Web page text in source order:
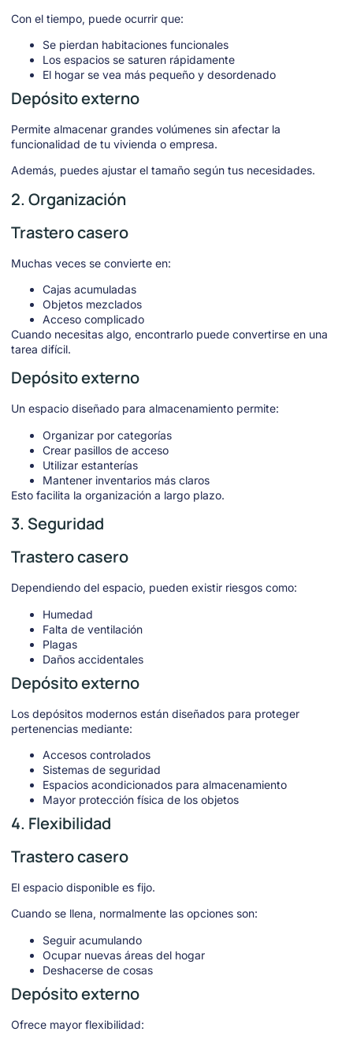
Con el tiempo, puede ocurrir que:
Se pierdan habitaciones funcionales
Los espacios se saturen rápidamente
El hogar se vea más pequeño y desordenado
Depósito externo
Permite almacenar grandes volúmenes sin afectar la
funcionalidad de tu vivienda o empresa.
Además, puedes ajustar el tamaño según tus necesidades.
2. Organización
Trastero casero
Muchas veces se convierte en:
Cajas acumuladas
Objetos mezclados
Acceso complicado
Cuando necesitas algo, encontrarlo puede convertirse en una
tarea difícil.
Depósito externo
Un espacio diseñado para almacenamiento permite:
Organizar por categorías
Crear pasillos de acceso
Utilizar estanterías
Mantener inventarios más claros
Esto facilita la organización a largo plazo.
3. Seguridad
Trastero casero
Dependiendo del espacio, pueden existir riesgos como:
Humedad
Falta de ventilación
Plagas
Daños accidentales
Depósito externo
Los depósitos modernos están diseñados para proteger
pertenencias mediante:
Accesos controlados
Sistemas de seguridad
Espacios acondicionados para almacenamiento
Mayor protección física de los objetos
4. Flexibilidad
Trastero casero
El espacio disponible es fijo.
Cuando se llena, normalmente las opciones son:
Seguir acumulando
Ocupar nuevas áreas del hogar
Deshacerse de cosas
Depósito externo
Ofrece mayor flexibilidad: